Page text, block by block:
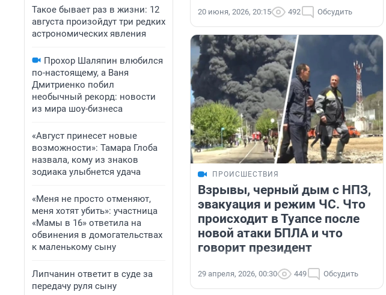
Такое бывает раз в жизни: 12
августа произойдут три редких
астрономических явления
Прохор Шаляпин влюбился
по-настоящему, а Ваня
Дмитриенко побил
необычный рекорд: новости
из мира шоу-бизнеса
«Август принесет новые
возможности»: Тамара Глоба
назвала, кому из знаков
зодиака улыбнется удача
«Меня не просто отменяют,
меня хотят убить»: участница
«Мамы в 16» ответила на
обвинения в домогательствах
к маленькому сыну
Липчанин ответит в суде за
передачу руля сыну
20 июня, 2026, 20:15 492 Обсудить
ПРОИСШЕСТВИЯ
Взрывы, черный дым с НПЗ,
эвакуация и режим ЧС. Что
происходит в Туапсе после
новой атаки БПЛА и что
говорит президент
29 апреля, 2026, 00:30 449 Обсудить